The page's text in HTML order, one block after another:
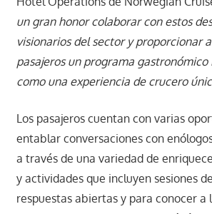
un gran honor colaborar con estos
visionarios del sector y proporcionar
pasajeros un programa gastronómico
como una experiencia de crucero
Los pasajeros cuentan con varias
entablar conversaciones con
a través de una variedad de
y actividades que incluyen sesiones
respuestas abiertas y para conocer a